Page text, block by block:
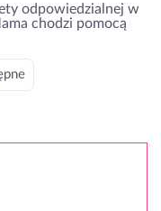
odpowiedzialnej w
chodzi pomocą